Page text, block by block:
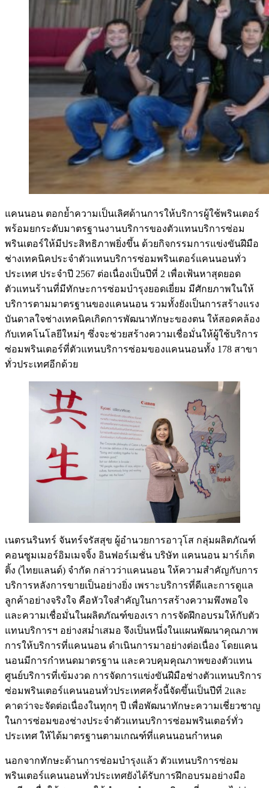
แคนนอน ตอกย้ำความเป็นเลิศด้านการให้บริการผู้ใช้พรินเตอร์
พร้อมยกระดับมาตรฐานงานบริการของตัวแทนบริการซ่อม
พรินเตอร์ให้มีประสิทธิภาพยิ่งขึ้น ด้วยกิจกรรมการแข่งขันฝีมือ
ช่างเทคนิคประจำตัวแทนบริการซ่อมพรินเตอร์แคนนอนทั่ว
ประเทศ ประจำปี 2567 ต่อเนื่องเป็นปีที่ 2 เพื่อเฟ้นหาสุดยอด
ตัวแทนร้านที่มีทักษะการซ่อมบำรุงยอดเยี่ยม มีศักยภาพในให้
บริการตามมาตรฐานของแคนนอน รวมทั้งยังเป็นการสร้างแรง
บันดาลใจช่างเทคนิคเกิดการพัฒนาทักษะของตน ให้สอดคล้อง
กับเทคโนโลยีใหม่ๆ ซึ่งจะช่วยสร้างความเชื่อมั่นให้ผู้ใช้บริการ
ซ่อมพรินเตอร์ที่ตัวแทนบริการซ่อมของแคนนอนทั้ง 178 สาขา
ทั่วประเทศอีกด้วย
เนตรนรินทร์ จันทร์จรัสสุข ผู้อำนวยการอาวุโส กลุ่มผลิตภัณฑ์
คอนซูมเมอร์อิมเมจจิ้ง อินฟอร์เมชั่น บริษัท แคนนอน มาร์เก็ต
ติ้ง (ไทยแลนด์) จำกัด กล่าวว่าแคนนอน ให้ความสำคัญกับการ
บริการหลังการขายเป็นอย่างยิ่ง เพราะบริการที่ดีและการดูแล
ลูกค้าอย่างจริงใจ คือหัวใจสำคัญในการสร้างความพึงพอใจ
และความเชื่อมั่นในผลิตภัณฑ์ของเรา การจัดฝึกอบรมให้กับตัว
แทนบริการฯ อย่างสม่ำเสมอ จึงเป็นหนึ่งในแผนพัฒนาคุณภาพ
การให้บริการที่แคนนอน ดำเนินการมาอย่างต่อเนื่อง โดยแคน
นอนมีการกำหนดมาตรฐาน และควบคุมคุณภาพของตัวแทน
ศูนย์บริการที่เข้มงวด การจัดการแข่งขันฝีมือช่างตัวแทนบริการ
ซ่อมพรินเตอร์แคนนอนทั่วประเทศครั้งนี้จัดขึ้นเป็นปีที่ 2และ
คาดว่าจะจัดต่อเนื่องในทุกๆ ปี เพื่อพัฒนาทักษะความเชี่ยวชาญ
ในการซ่อมของช่างประจำตัวแทนบริการซ่อมพรินเตอร์ทั่ว
ประเทศ ให้ได้มาตรฐานตามเกณฑ์ที่แคนนอนกำหนด
นอกจากทักษะด้านการซ่อมบำรุงแล้ว ตัวแทนบริการซ่อม
พรินเตอร์แคนนอนทั่วประเทศยังได้รับการฝึกอบรมอย่างมือ